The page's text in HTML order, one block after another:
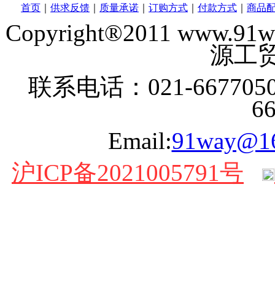
首页 供求反馈 质量承诺 订购方式 付款方式 商品
Copyright®2011
源工
联系电话：021-
Email:
沪ICP备2021005791号